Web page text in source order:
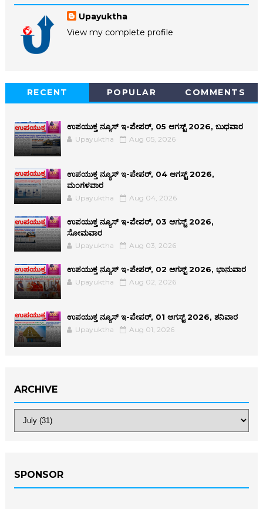
Upayuktha
View my complete profile
RECENT POPULAR COMMENTS
ಉಪಯುಕ್ತ ನ್ಯೂಸ್ ಇ-ಪೇಪರ್, 05 ಆಗಸ್ಟ್ 2026, ಬುಧವಾರ
Upayuktha Aug 05, 2026
ಉಪಯುಕ್ತ ನ್ಯೂಸ್ ಇ-ಪೇಪರ್, 04 ಆಗಸ್ಟ್ 2026,
ಮಂಗಳವಾರ
Upayuktha Aug 04, 2026
ಉಪಯುಕ್ತ ನ್ಯೂಸ್ ಇ-ಪೇಪರ್, 03 ಆಗಸ್ಟ್ 2026,
ಸೋಮವಾರ
Upayuktha Aug 03, 2026
ಉಪಯುಕ್ತ ನ್ಯೂಸ್ ಇ-ಪೇಪರ್, 02 ಆಗಸ್ಟ್ 2026, ಭಾನುವಾರ
Upayuktha Aug 02, 2026
ಉಪಯುಕ್ತ ನ್ಯೂಸ್ ಇ-ಪೇಪರ್, 01 ಆಗಸ್ಟ್ 2026, ಶನಿವಾರ
Upayuktha Aug 01, 2026
ARCHIVE
SPONSOR